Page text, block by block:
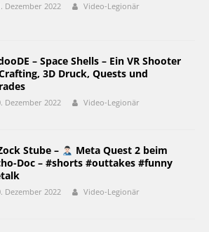
Dezember 2022 Video-Legionär
– Space Shells – Ein VR Shooter
3D Druck, Quests und
Dezember 2022 Video-Legionär
Stube –
Meta Quest 2 beim
Doc – #shorts #outtakes #funny
Dezember 2022 Video-Legionär